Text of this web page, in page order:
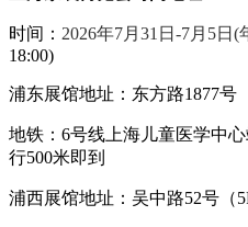
时间： 2026年7月31日-7月5日(
18:00)
浦东展馆地址：东方路1877号
地铁： 6号线上海儿童医学中
行500米即到
浦西展馆地址：吴中路52号（